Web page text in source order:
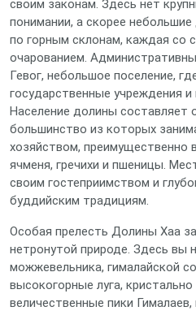
своим законам. Здесь нет
понимании, а скорее
по горным склонам, каждая со
очарованием.
Гевог, небольшое поселение,
государственные учреждения и
Население долины составляет
большинство из которых
хозяйством, преимущественно
ячменя, гречихи и пшеницы.
своим гостеприимством и
буддийским традициям.
Особая прелесть Долины Хаа
нетронутой природе. Здесь вы
можжевельника, гималайской
высокогорные луга,
величественные пики